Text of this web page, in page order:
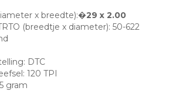
x breedte):�29 x 2.00
(breedtje x diameter): 50-622
DTC
120 TPI
gram